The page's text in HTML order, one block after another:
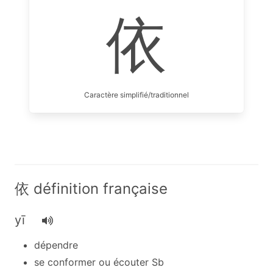
依
Caractère simplifié/traditionnel
依 définition française
yī
dépendre
se conformer ou écouter Sb